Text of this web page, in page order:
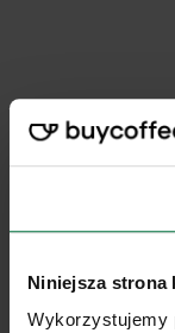
Niniejsza strona
Wykorzystujemy